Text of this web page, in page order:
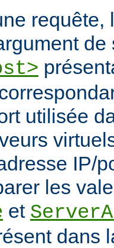
requête,
de
utilisée
IP/
les
et
dans